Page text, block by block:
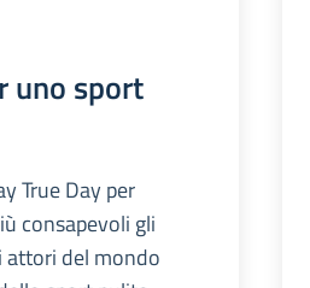
uno sport
True Day per
consapevoli gli
attori del mondo